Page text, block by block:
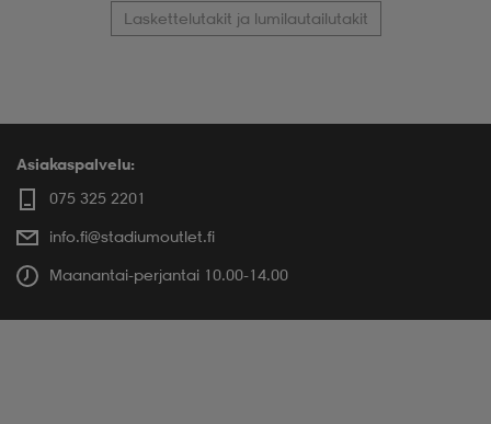
Laskettelutakit ja lumilautailutakit
Asiakaspalvelu:
075 325 2201
info.fi@stadiumoutlet.fi
Maanantai-perjantai 10.00-14.00